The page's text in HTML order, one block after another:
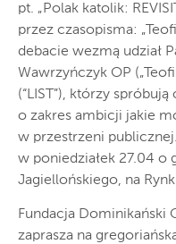
pt. „Polak katolik:
przez czasopisma:
debacie wezmą udział
Wawrzyńczyk OP
(“LIST”), którzy
o zakres ambicji jakie
w przestrzeni
w poniedziałek 27.04 o
Jagiellońskiego, na
Fundacja Dominikański
zaprasza na